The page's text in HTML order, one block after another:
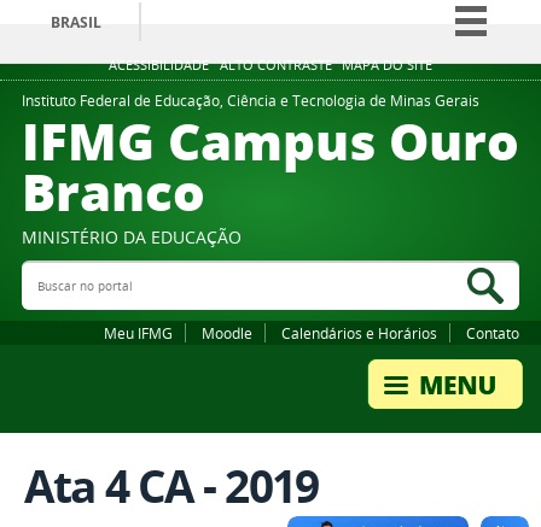
ACESSIBILIDADE ALTO CONTRASTE MAPA DO SITE
BRASIL
Simplifique!
Comunica BR
Participe
Instituto Federal de Educação, Ciência e Tecnologia de Minas Gerais
IFMG Campus Ouro
Branco
MINISTÉRIO DA EDUCAÇÃO
Buscar no portal
Meu IFMG Moodle Calendários e Horários Contato
Ata 4 CA - 2019